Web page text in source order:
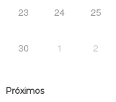
23 24 25
30 1 2
Próximos